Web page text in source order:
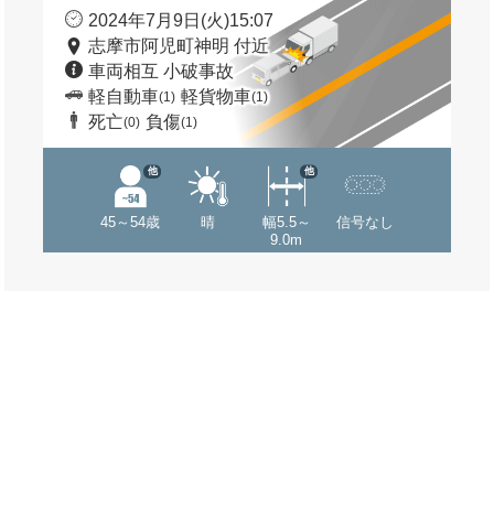
2024年7月9日(火)15:07
志摩市阿児町神明 付近
車両相互 小破事故
軽自動車(1) 軽貨物車(1)
死亡(0) 負傷(1)
45～54歳
他
晴
幅5.5～
9.0m
他
信号なし